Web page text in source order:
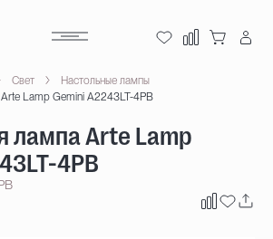
Свет
Настольные лампы
Lamp Gemini A2243LT-4PB
лампа Arte Lamp
4PB